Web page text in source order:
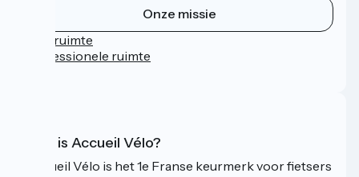
Onze missie
Persruimte
Professionele ruimte
Wat is Accueil Vélo?
Accueil Vélo is het 1e Franse keurmerk voor fietsers